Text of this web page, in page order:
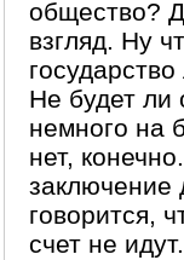
общество?
взгляд. Ну
Не будет ли
немного на
нет,
заключение
говорится,
счет не идут.